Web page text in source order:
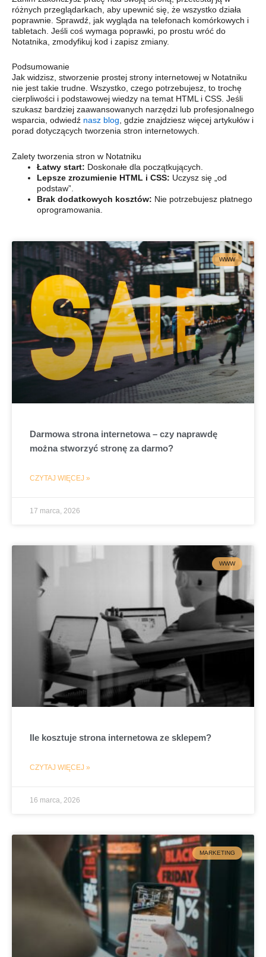
różnych przeglądarkach, aby upewnić się, że wszystko działa
poprawnie. Sprawdź, jak wygląda na telefonach komórkowych i
tabletach. Jeśli coś wymaga poprawki, po prostu wróć do
Notatnika, zmodyfikuj kod i zapisz zmiany.
Podsumowanie
Jak widzisz, stworzenie prostej strony internetowej w Notatniku
nie jest takie trudne. Wszystko, czego potrzebujesz, to trochę
cierpliwości i podstawowej wiedzy na temat HTML i CSS. Jeśli
szukasz bardziej zaawansowanych narzędzi lub profesjonalnego
wsparcia, odwiedź nasz blog , gdzie znajdziesz więcej artykułów i
porad dotyczących tworzenia stron internetowych.
Zalety tworzenia stron w Notatniku
Łatwy start: Doskonałe dla początkujących.
Lepsze zrozumienie HTML i CSS: Uczysz się „od
podstaw”.
Brak dodatkowych kosztów: Nie potrzebujesz płatnego
oprogramowania.
WWW
Darmowa strona internetowa – czy naprawdę
można stworzyć stronę za darmo?
CZYTAJ WIĘCEJ »
17 marca, 2026
WWW
Ile kosztuje strona internetowa ze sklepem?
CZYTAJ WIĘCEJ »
16 marca, 2026
MARKETING